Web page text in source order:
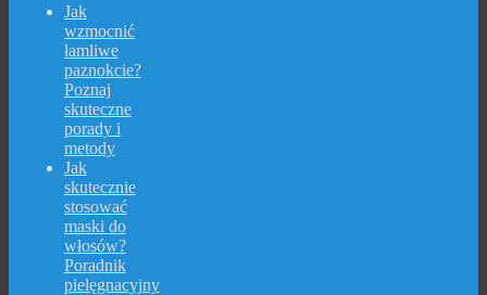
Jak
wzmocnić
łamliwe
paznokcie?
Poznaj
skuteczne
porady i
metody
Jak
skutecznie
stosować
maski do
włosów?
Poradnik
pielęgnacyjny